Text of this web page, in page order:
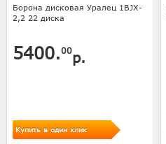
Борона дисковая Уралец 1BJX-
2,2 22 диска
5400.00р.
Купить в один клик